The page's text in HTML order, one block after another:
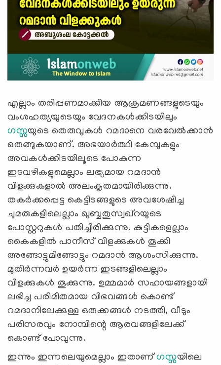
എല്ലാം തരിപ്പണമാക്കിയ ആക്രമണങ്ങളുടെയും
വംശഹത്യയുടെയും വേദനകള്‍ക്കിടയിലും
ഗസ്സയുടെ തെരുവുകള്‍ റമദാനെ വരവേല്‍ക്കാന്‍
ഒരുങ്ങുകയാണ്. അഭയാര്‍ത്ഥി കേമ്പുകളും
അവകള്‍ക്കിടയിലൂടെ പോകുന്ന
ഇടവഴികളുമെല്ലാം ലഭ്യമായ റമദാന്‍
വിളക്കുകളാല്‍ അലംകൃതമായിരിക്കുന്നു.
തകര്‍ക്കപ്പെട്ട കെട്ടിടങ്ങളുടെ അവശേഷിച്ച
ചുമരുകളിലെല്ലാം ഖുബ്ബതുസ്വഖ്റയുടെ
പോസ്റ്ററുകള്‍ പതിച്ചിരിക്കുന്നു. കുട്ടികളെല്ലാം
കൈകളില്‍ പാനീസ് വിളക്കുകള്‍ തൂക്കി
അങ്ങോട്ടുമിങ്ങോട്ടും റമദാന്‍ ആശംസിക്കുന്നു.
മുതിര്‍ന്നവര്‍ ഉയര്‍ന്ന ഇടങ്ങളിലെല്ലാം
വിളക്കുകള്‍ തൂക്കുന്നു. ഉമ്മമാര്‍ സഹായങ്ങളായി
ലഭിച്ച പരിമിതമായ വിഭവങ്ങള്‍ കൊണ്ട്
റമദാനിലേക്കുള്ള ഒരുക്കങ്ങള്‍ നടത്തി, വീടും
പരിസരവും നോമ്പിന്റെ ആരവങ്ങളിലേക്ക്
കൊണ്ട് പോവുന്നു.
ഇന്നും ഇന്നലെയുമെല്ലാം ഇതാണ്ഗസ്സയിലെ